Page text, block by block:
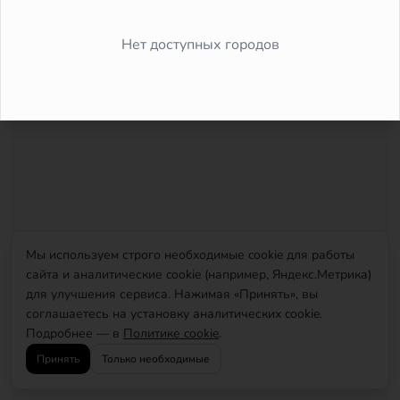
Мы используем строго необходимые cookie для работы
сайта и аналитические cookie (например, Яндекс.Метрика)
для улучшения сервиса. Нажимая «Принять», вы
соглашаетесь на установку аналитических cookie.
Подробнее — в Политике cookie.
Принять Только необходимые
Нет доступных городов